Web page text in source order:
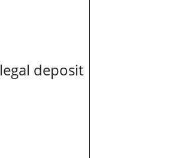
deposit